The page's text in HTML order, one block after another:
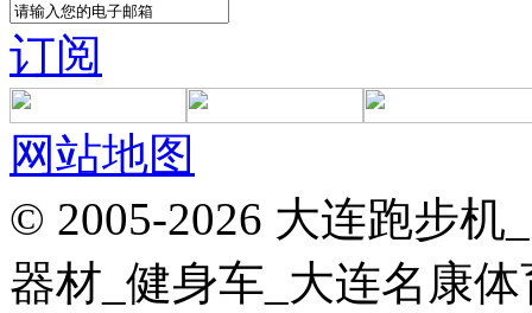
订阅
网站地图
© 2005-2026 大连跑步机
器材_健身车_大连名康